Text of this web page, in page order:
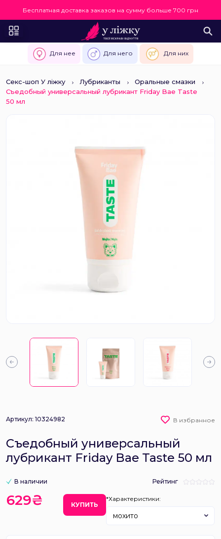
Бесплатная доставка заказов на сумму больше 700 грн
Для нее Для него Для них
Секс-шоп У ліжку Лубриканты
Оральные смазки
Съедобный универсальный лубрикант Friday Bae Taste
50 мл
Артикул: 10324982 В избранное
Съедобный универсальный
лубрикант Friday Bae Taste 50 мл
В наличии Рейтинг
629₴ КУПИТЬ
*Характеристики:
мохито